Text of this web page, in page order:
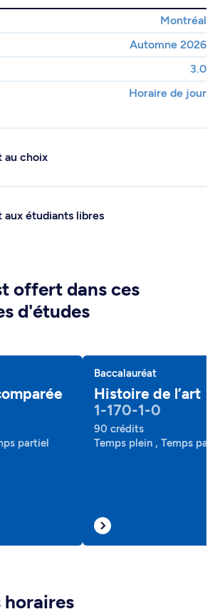
Montréal
Automne 2026
3.0
Horaire de jour
au choix
étudiants libres
offert dans ces
d'études
partiel
Baccalauréat
Histoire de l’art
1-170-1-0
90 crédits
Temps plein , Temps
horaires